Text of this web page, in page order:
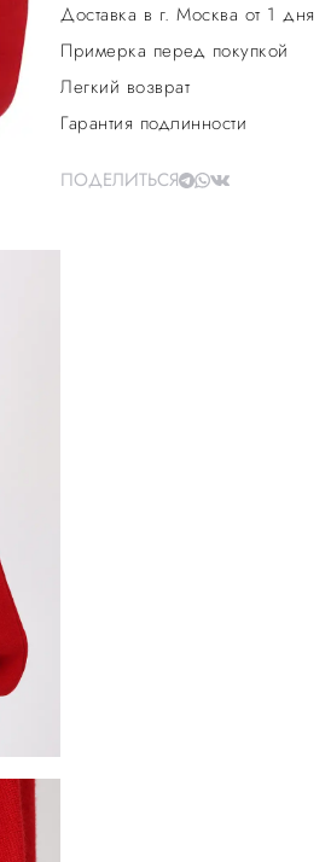
Доставка в г. Москва от 1 дня
Примерка перед покупкой
Легкий возврат
Гарантия подлинности
ПОДЕЛИТЬСЯ